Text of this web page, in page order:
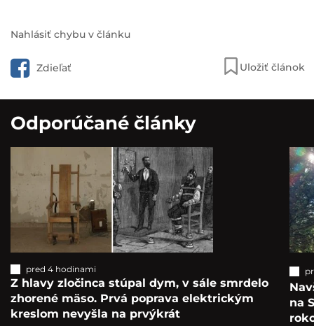
Nahlásiť chybu v článku
Zdieľať Uložiť článok
Odporúčané články
pred 4 hodinami
Z hlavy zločinca stúpal dym, v sále smrdelo
zhorené mäso. Prvá poprava elektrickým
kreslom nevyšla na prvýkrát
na